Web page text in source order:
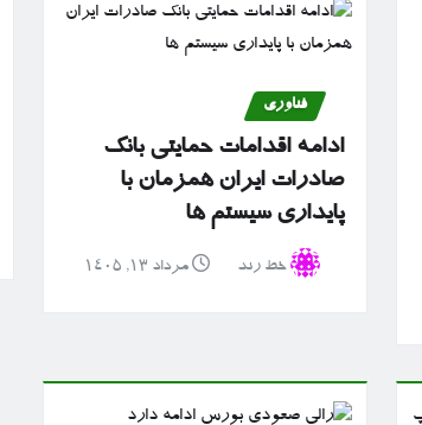
فناوری
ادامه اقدامات حمایتی بانک
صادرات ایران همزمان با
پایداری سیستم ها
خط رند مرداد ۱۳, ۱۴۰۵